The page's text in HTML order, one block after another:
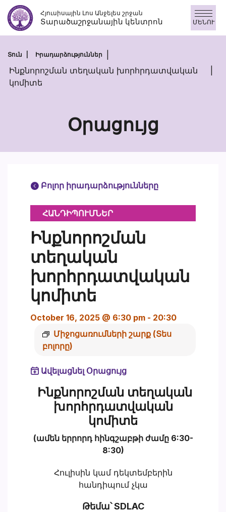
Անցնել
բովանդակությանըՀյուսիսային Լոս Անջելես շրջան
Տարածաշրջանային կենտրոն ՄԵՆՈՒ
Տուն Իրադարձություններ
Ինքնորոշման տեղական խորհրդատվական
կոմիտե
Օրացույց
Բոլոր իրադարձությունները
ՀԱՆԴԻՊՈՒՄՆԵՐ
Ինքնորոշման
տեղական
խորհրդատվական
կոմիտե
October 16, 2025 @ 6:30 pm - 20:30
Միջոցառումների շարք (Տես
բոլորը)
Ավելացնել Օրացույց
Ինքնորոշման տեղական
խորհրդատվական
կոմիտե
(ամեն երրորդ հինգշաբթի ժամը 6:30-
8:30)
Հուլիսին կամ դեկտեմբերին
հանդիպում չկա
Թեմա՝ SDLAC